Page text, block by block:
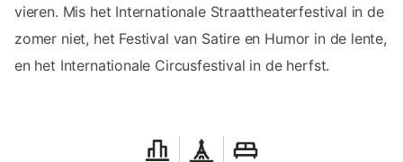
vieren. Mis het Internationale Straattheaterfestival in de
zomer niet, het Festival van Satire en Humor in de lente,
en het Internationale Circusfestival in de herfst.